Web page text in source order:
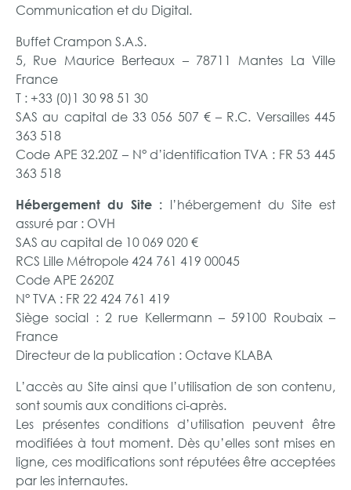
Communication et du Digital.
Buffet Crampon S.A.S.
5, Rue Maurice Berteaux – 78711 Mantes La Ville
France
T : +33 (0)1 30 98 51 30
SAS au capital de 33 056 507 € – R.C. Versailles 445
363 518
Code APE 32.20Z – N° d’identification TVA : FR 53 445
363 518
Hébergement du Site : l’hébergement du Site est
assuré par : OVH
SAS au capital de 10 069 020 €
RCS Lille Métropole 424 761 419 00045
Code APE 2620Z
N° TVA : FR 22 424 761 419
Siège social : 2 rue Kellermann – 59100 Roubaix –
France
Directeur de la publication : Octave KLABA
L’accès au Site ainsi que l’utilisation de son contenu,
sont soumis aux conditions ci-après.
Les présentes conditions d’utilisation peuvent être
modifiées à tout moment. Dès qu’elles sont mises en
ligne, ces modifications sont réputées être acceptées
par les internautes.